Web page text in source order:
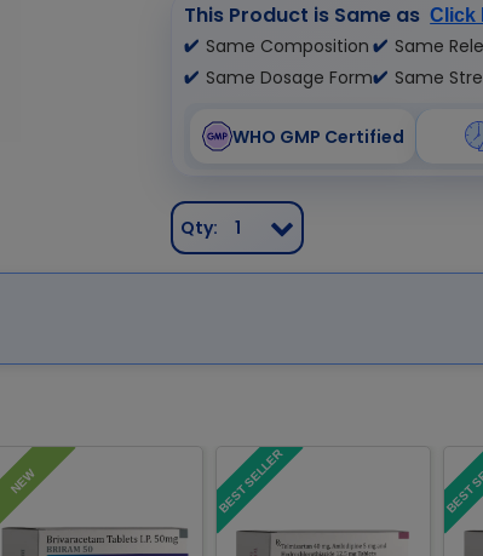
This Product is Same asClick
Same Composition
Same Dosage Form
Same
Same
WHO GMP Certified
Qty: 1
NEW BEST SELLER